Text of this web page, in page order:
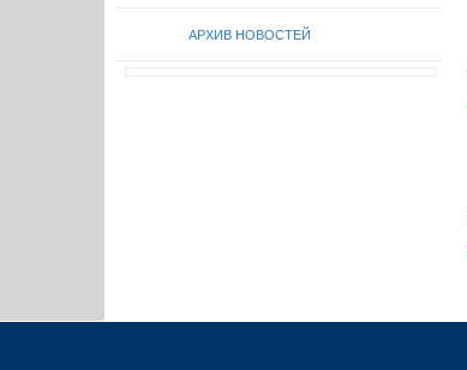
АРХИВ НОВОСТЕЙ